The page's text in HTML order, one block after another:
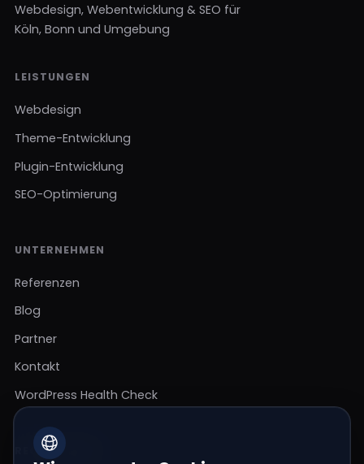
Webdesign, Webentwicklung & SEO für
Köln, Bonn und Umgebung
LEISTUNGEN
Webdesign
Theme-Entwicklung
Plugin-Entwicklung
SEO-Optimierung
UNTERNEHMEN
Referenzen
Blog
Partner
Kontakt
WordPress Health Check
RECHTLICHES